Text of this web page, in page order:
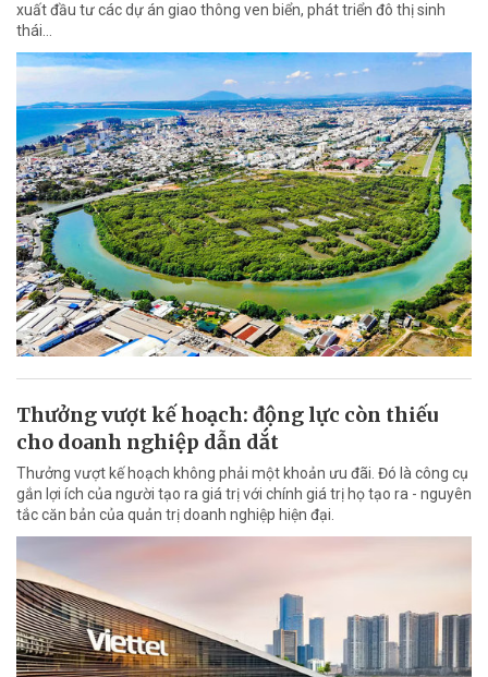
xuất đầu tư các dự án giao thông ven biển, phát triển đô thị sinh
thái…
Thưởng vượt kế hoạch: động lực còn thiếu
cho doanh nghiệp dẫn dắt
Thưởng vượt kế hoạch không phải một khoản ưu đãi. Đó là công cụ
gắn lợi ích của người tạo ra giá trị với chính giá trị họ tạo ra - nguyên
tắc căn bản của quản trị doanh nghiệp hiện đại.